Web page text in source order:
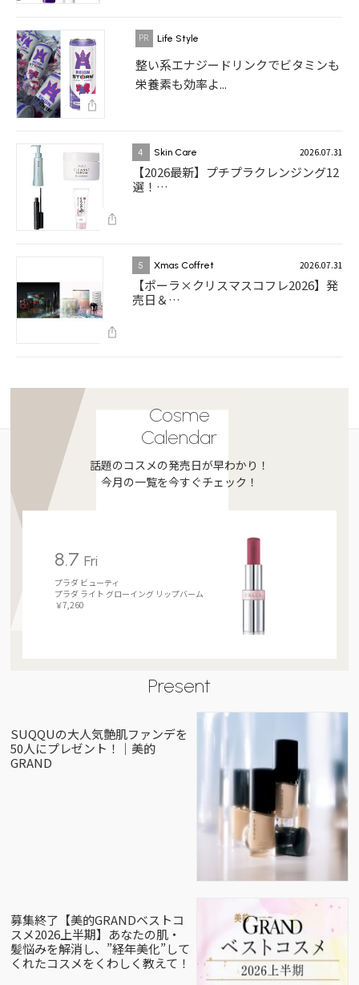
Life Style
整い系エナジードリンクでビタミンも
栄養素も効率よ...
4 Skin Care 2026.07.31
【2026最新】プチプラクレンジング12
選！…
5 Xmas Coffret 2026.07.31
【ポーラ×クリスマスコフレ2026】発
売日＆…
Cosme
Calendar
話題のコスメの発売日が早わかり！
今月の一覧を今すぐチェック！
8.7Fri
プラダ ビューティ
プラダ ライト グローイング リップバーム
￥7,260
Present
SUQQUの大人気艶肌ファンデを
50人にプレゼント！｜美的
GRAND
募集終了【美的GRANDベストコ
スメ2026上半期】あなたの肌・
髪悩みを解消し、”経年美化”して
くれたコスメをくわしく教えて！